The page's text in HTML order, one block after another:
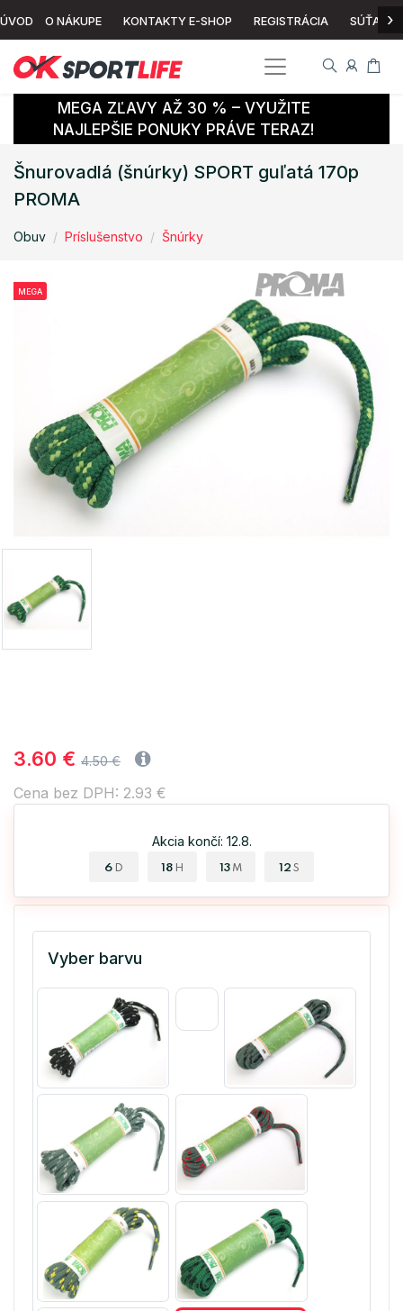
ÚVOD O NÁKUPE KONTAKTY E-SHOP REGISTRÁCIA SÚŤAŽ ›
MEGA ZĽAVY AŽ 30 % – VYUŽITE
NAJLEPŠIE PONUKY PRÁVE TERAZ!
Šnurovadlá (šnúrky) SPORT guľatá 170p
PROMA
Obuv Príslušenstvo Šnúrky
MEGA
3.60 € 4.50 €
Cena bez DPH: 2.93 €
Akcia končí: 12.8.
6 D 18 H 13 M 12 S
Vyber barvu